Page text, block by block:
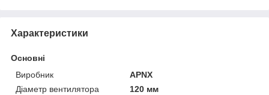
Характеристики
Основні
Виробник
APNX
Діаметр вентилятора
120 мм